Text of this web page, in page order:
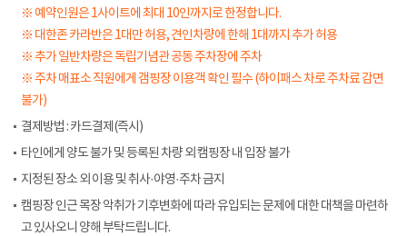
※ 예약인원은 1사이트에 최대 10인까지로 한정합니다.
※ 대한존 카라반은 1대만 허용, 견인차량에 한해 1대까지 추가 허용
※ 추가 일반차량은 독립기념관 공동 주차장에 주차
※ 주차 매표소 직원에게 갬핑장 이용객 확인 필수 (하이패스 차로 주차료 감면
불가)
결제방법 : 카드결제(즉시)
타인에게 양도 불가 및 등록된 차량 외 캠핑장 내 입장 불가
지정된 장소 외 이용 및 취사·야영·주차 금지
캠핑장 인근 목장 악취가 기후변화에 따라 유입되는 문제에 대한 대책을 마련하
고 있사오니 양해 부탁드립니다.